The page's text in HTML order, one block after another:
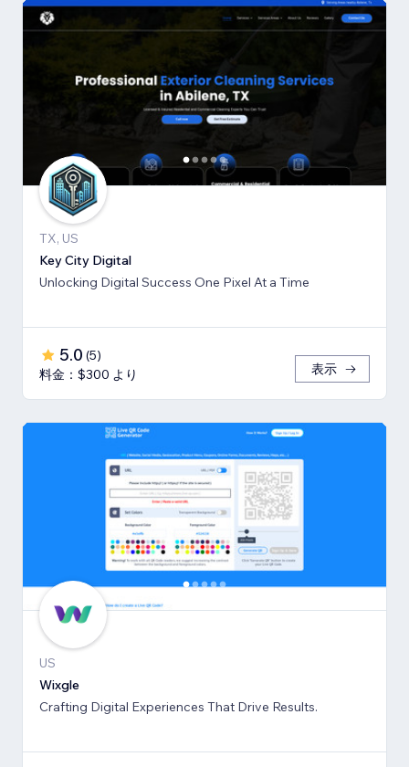
TX, US
Key City Digital
Unlocking Digital Success One Pixel At a Time
5.0 (5)
料金：$300 より
表示
US
Wixgle
Crafting Digital Experiences That Drive Results.